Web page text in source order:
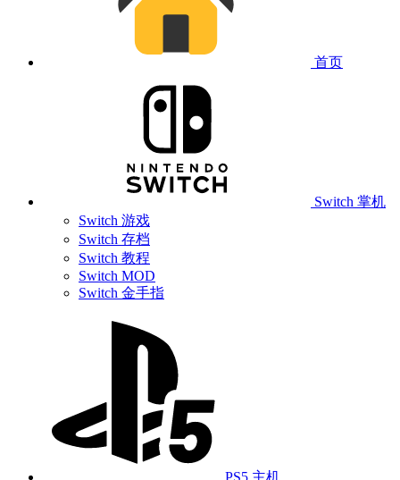
首页
Switch 掌机
Switch 游戏
Switch 存档
Switch 教程
Switch MOD
Switch 金手指